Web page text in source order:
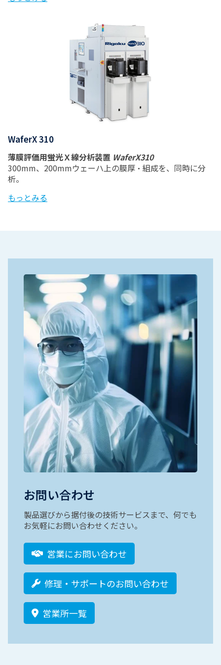
WaferX 310
薄膜評価用蛍光Ｘ線分析装置 WaferX310
300mm、200mmウェーハ上の膜厚・組成を、同時に分
析。
もっとみる
お問い合わせ
製品選びから据付後の技術サービスまで、何でも
お気軽にお問い合わせください。
営業にお問い合わせ
修理・サポートのお問い合わせ
営業所一覧